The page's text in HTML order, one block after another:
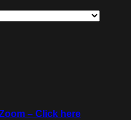
– Click here